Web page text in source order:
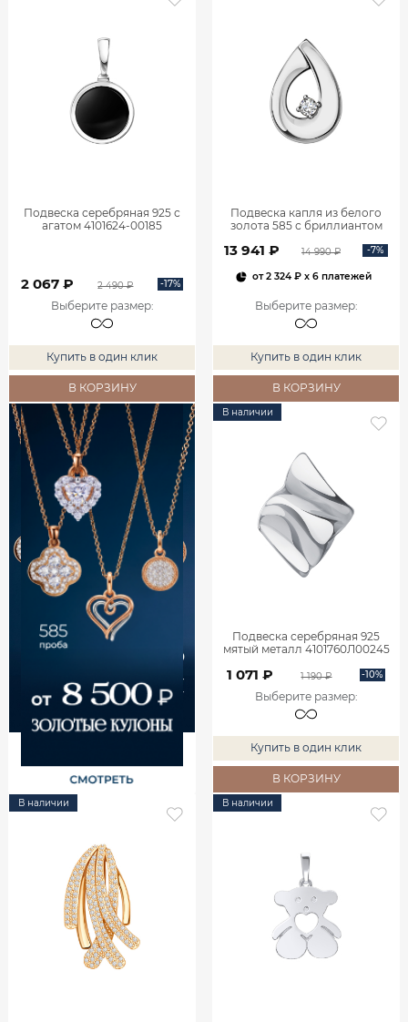
Подвеска серебряная 925 с
агатом 4101624-00185
2 067 ₽ 2 490 ₽ -17%
Выберите размер:
Купить в один клик
В КОРЗИНУ
Подвеска капля из белого
золота 585 с бриллиантом
13 941 ₽ 14 990 ₽ -7%
от2 324 ₽x 6 платежей
Выберите размер:
Купить в один клик
В КОРЗИНУ
В наличии
Подвеска серебряная 925
мятый металл 4101760Л00245
1 071 ₽ 1 190 ₽ -10%
Выберите размер:
Купить в один клик
В КОРЗИНУ
В наличии В наличии